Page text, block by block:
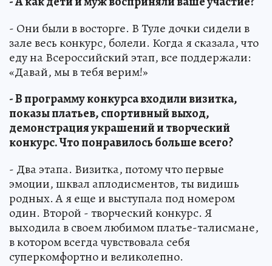
- Они были в восторге. В Туле дочки сидели в
зале весь конкурс, болели. Когда я сказала, что
еду на Всероссийский этап, все поддержали:
«Давай, мы в тебя верим!»
- В программу конкурса входили визитка,
показы платьев, спортивный выход,
демонстрация украшений и творческий
конкурс. Что понравилось больше всего?
- Два этапа. Визитка, потому что первые
эмоции, шквал аплодисментов, ты видишь
родных. А я еще и выступала под номером
один. Второй - творческий конкурс. Я
выходила в своем любимом платье-талисмане,
в котором всегда чувствовала себя
суперкомфортно и великолепно.